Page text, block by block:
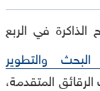
في الربع
والتطوير
المتقدمة،